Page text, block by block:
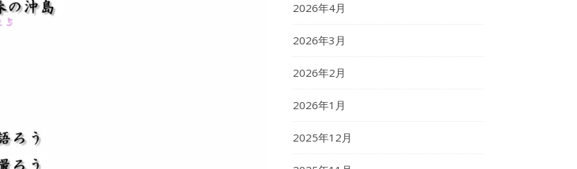
2026年4月
2026年3月
2026年2月
2026年1月
2025年12月